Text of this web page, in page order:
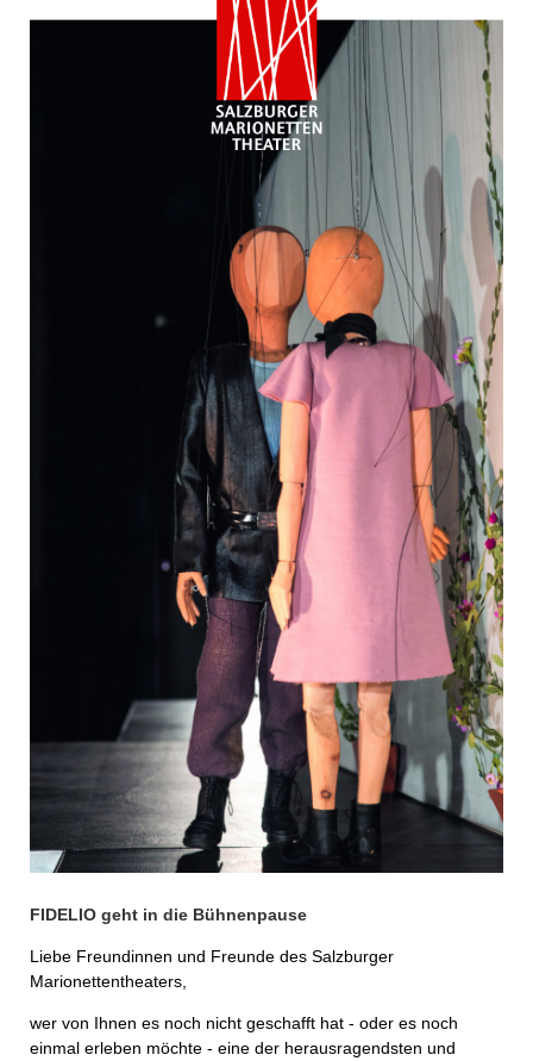
FIDELIO geht in die Bühnenpause
Liebe Freundinnen und Freunde des Salzburger
Marionettentheaters,
wer von Ihnen es noch nicht geschafft hat - oder es noch
einmal erleben möchte - eine der herausragendsten und